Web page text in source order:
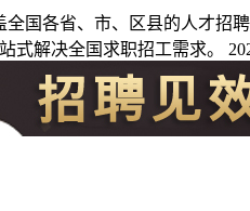
全国各省、市、区县的人才
式解决全国求职招工需求。